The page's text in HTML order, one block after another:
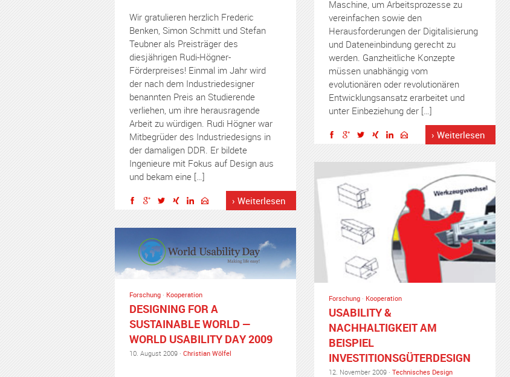
Wir gratulieren herzlich Frederic
Benken, Simon Schmitt und Stefan
Teubner als Preisträger des
diesjährigen Rudi-Högner-
Förderpreises! Einmal im Jahr wird
der nach dem Industriedesigner
benannten Preis an Studierende
verliehen, um ihre herausragende
Arbeit zu würdigen. Rudi Högner war
Mitbegrüder des Industriedesigns in
der damaligen DDR. Er bildete
Ingenieure mit Fokus auf Design aus
und bekam eine […]
› Weiterlesen
Maschine, um Arbeitsprozesse zu
vereinfachen sowie den
Herausforderungen der Digitalisierung
und Dateneinbindung gerecht zu
werden. Ganzheitliche Konzepte
müssen unabhängig vom
evolutionären oder revolutionären
Entwicklungsansatz erarbeitet und
unter Einbeziehung der […]
› Weiterlesen
Forschung· Kooperation
USABILITY &
NACHHALTIGKEIT AM
BEISPIEL
INVESTITIONSGÜTERDESIGN
12. November 2009 · Technisches Design
Forschung· Kooperation
DESIGNING FOR A
SUSTAINABLE WORLD —
WORLD USABILITY DAY 2009
10. August 2009 · Christian Wölfel